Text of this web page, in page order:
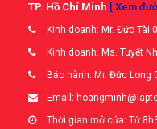
TP. Hồ Chí Minh [ Xem
Kinh doanh: Mr. Đức Tài
Kinh doanh: Ms. Tuyết
Bảo hành: Mr. Đức Long
Email:
Thời gian mở cửa: Từ